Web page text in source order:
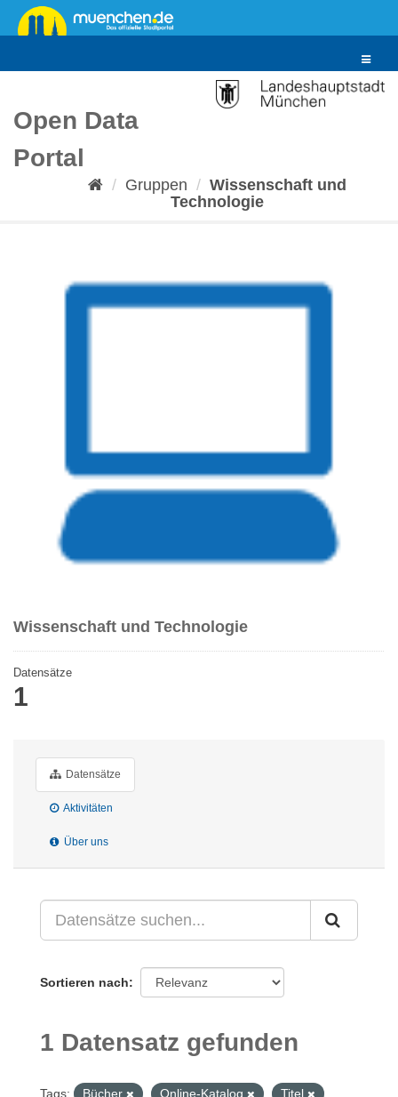
Überspringen
zum
Toggle
Open Data
Portal
Gruppen
Wissenschaft und
Technologie
Wissenschaft und Technologie
Datensätze
1
Datensätze
Aktivitäten
Über uns
Sortieren nach
1 Datensatz gefunden
Tags: Bücher Online-Katalog
Titel